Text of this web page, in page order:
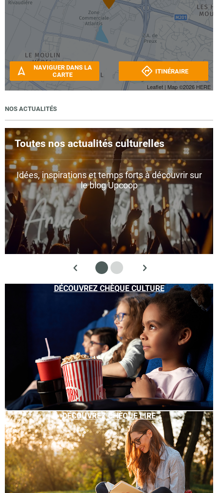
Leaflet | Map ©2026 HERE
NAVIGUER DANS LA
CARTE
ITINÉRAIRE
NOS ACTUALITÉS
Toutes nos actualités culturelles
Idées, inspirations et temps forts à découvrir sur
le blog Upcoop
DÉCOUVREZ CHÈQUE CULTURE
DÉCOUVREZ CHÈQUE LIRE